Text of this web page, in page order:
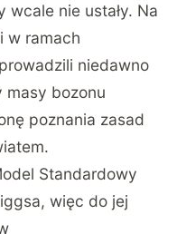
nie ustały. Na
w ramach
niedawno
masy bozonu
poznania zasad
Standardowy
więc do jej